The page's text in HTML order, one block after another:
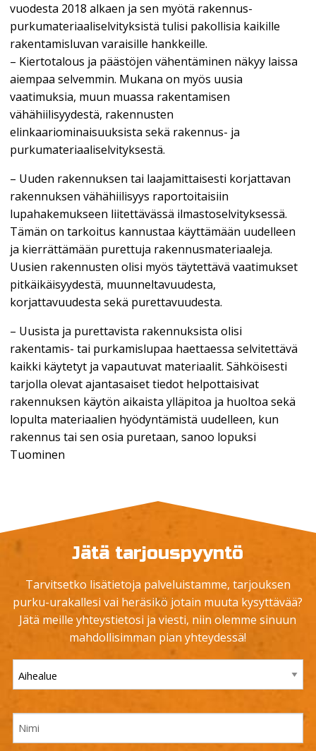
vuodesta 2018 alkaen ja sen myötä rakennus-
purkumateriaaliselvityksistä tulisi pakollisia kaikille
rakentamisluvan varaisille hankkeille.
– Kiertotalous ja päästöjen vähentäminen näkyy laissa
aiempaa selvemmin. Mukana on myös uusia
vaatimuksia, muun muassa rakentamisen
vähähiilisyydestä, rakennusten
elinkaariominaisuuksista sekä rakennus- ja
purkumateriaaliselvityksestä.
– Uuden rakennuksen tai laajamittaisesti korjattavan
rakennuksen vähähiilisyys raportoitaisiin
lupahakemukseen liitettävässä ilmastoselvityksessä.
Tämän on tarkoitus kannustaa käyttämään uudelleen
ja kierrättämään purettuja rakennusmateriaaleja.
Uusien rakennusten olisi myös täytettävä vaatimukset
pitkäikäisyydestä, muunneltavuudesta,
korjattavuudesta sekä purettavuudesta.
– Uusista ja purettavista rakennuksista olisi
rakentamis- tai purkamislupaa haettaessa selvitettävä
kaikki käytetyt ja vapautuvat materiaalit. Sähköisesti
tarjolla olevat ajantasaiset tiedot helpottaisivat
rakennuksen käytön aikaista ylläpitoa ja huoltoa sekä
lopulta materiaalien hyödyntämistä uudelleen, kun
rakennus tai sen osia puretaan, sanoo lopuksi
Tuominen
Jätä tarjouspyyntö
Tarvitsetko lisätietoja palveluistamme, tarjouksen
purku-urakallesi vai heräsikö jotain muuta kysyttävää?
Jätä meille yhteystietosi ja viesti, niin olemme sinuun
mahdollisimman pian yhteydessä!